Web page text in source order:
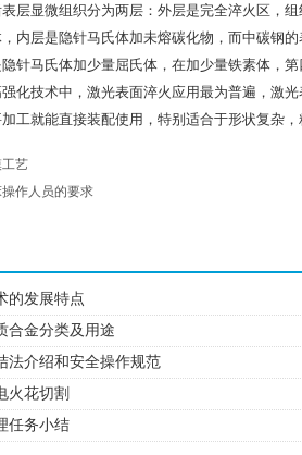
层显微组织分为两层：外层是完全淬火区，
内层是隐针马氏体加未熔碳化物，而中碳钢
针马氏体加少量屈氏体，在加少量铁素体，
化技术中，激光表面淬火应用最为普遍，激
工就能直接装配使用，特别适合于形状复杂
艺
作人员的要求
的发展特点
合金分类及用途
法介绍和安全操作规范
火花切割
任务小结